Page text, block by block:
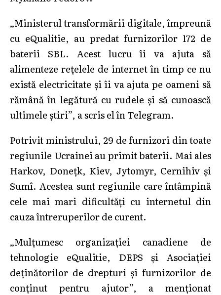
„Ministerul transformării digitale, împreună
cu eQualitie, au predat furnizorilor 172 de
baterii SBL. Acest lucru îi va ajuta să
alimenteze rețelele de internet în timp ce nu
există electricitate și îi va ajuta pe oameni să
rămână în legătură cu rudele și să cunoască
ultimele știri”, a scris el în Telegram.
Potrivit ministrului, 29 de furnizori din toate
regiunile Ucrainei au primit baterii. Mai ales
Harkov, Donețk, Kiev, Jytomyr, Cernihiv și
Sumî. Acestea sunt regiunile care întâmpină
cele mai mari dificultăți cu internetul din
cauza întreruperilor de curent.
„Mulțumesc organizației canadiene de
tehnologie eQualitie, DEPS și Asociației
deținătorilor de drepturi și furnizorilor de
conținut pentru ajutor”, a menționat